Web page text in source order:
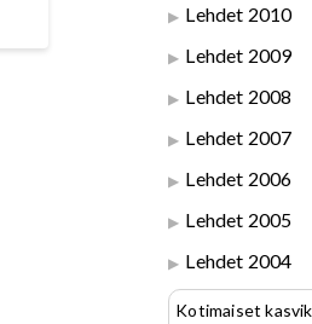
Lehdet 2010
Lehdet 2009
Lehdet 2008
Lehdet 2007
Lehdet 2006
Lehdet 2005
Lehdet 2004
Kotimaiset